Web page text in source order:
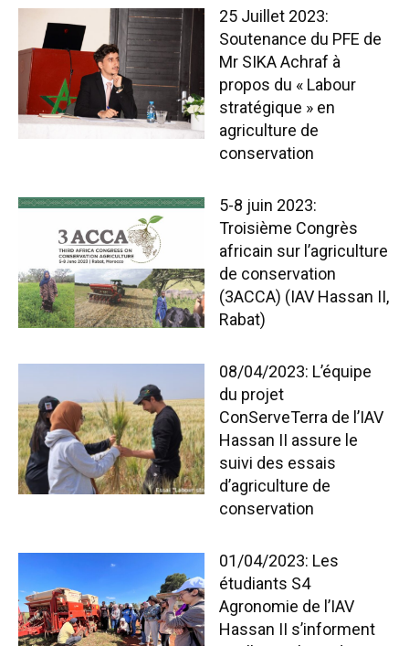
25 Juillet 2023:
Soutenance du PFE de
Mr SIKA Achraf à
propos du « Labour
stratégique » en
agriculture de
conservation
5-8 juin 2023:
Troisième Congrès
africain sur l’agriculture
de conservation
(3ACCA) (IAV Hassan II,
Rabat)
08/04/2023: L’équipe
du projet
ConServeTerra de l’IAV
Hassan II assure le
suivi des essais
d’agriculture de
conservation
01/04/2023: Les
étudiants S4
Agronomie de l’IAV
Hassan II s’informent